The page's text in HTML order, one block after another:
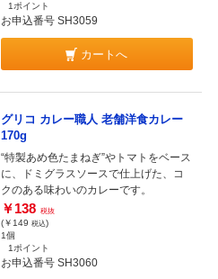
1ポイント
お申込番号 SH3059
カートへ
グリコ カレー職人 老舗洋食カレー
170g
“特製あめ色たまねぎ”やトマトをベース
に、ドミグラスソースで仕上げた、コ
クのある味わいのカレーです。
￥138 税抜
(￥149 税込)
1個
1ポイント
お申込番号 SH3060